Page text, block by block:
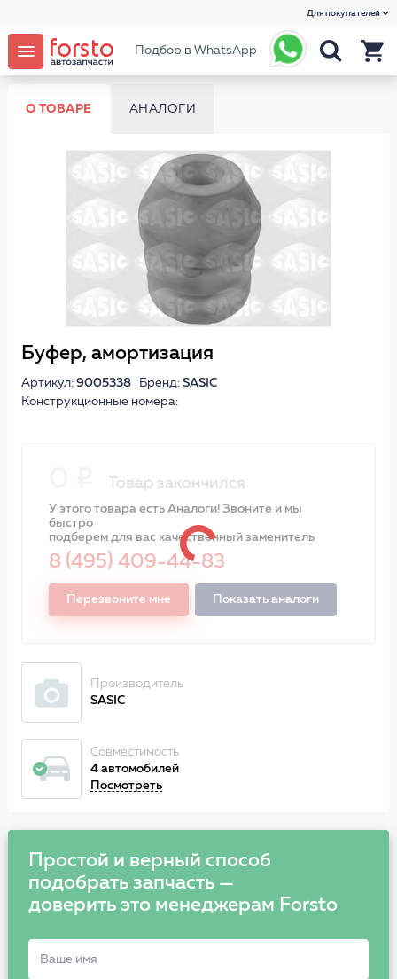
Для покупателей
Подбор в WhatsApp
О ТОВАРЕ АНАЛОГИ
Буфер, амортизация
Артикул: 9005338Бренд: SASIC
Конструкционные номера:
Товар закончился
У этого товара есть Аналоги! Звоните и мы
быстро
подберем для вас качественный заменитель
8 (495) 409-44-83
Перезвоните мне Показать аналоги
Производитель
SASIC
Совместимость
4 автомобилей
Посмотреть
Простой и верный способ
подобрать запчасть —
доверить это менеджерам Forsto